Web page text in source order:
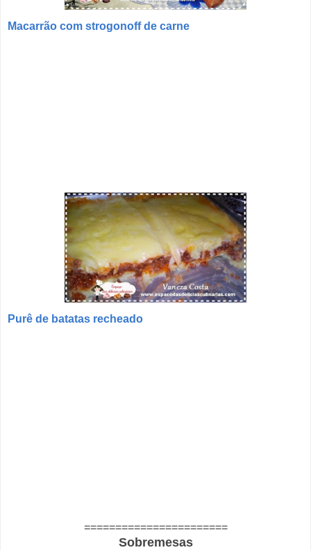
Macarrão com strogonoff de carne
Purê de batatas recheado
=======================
Sobremesas